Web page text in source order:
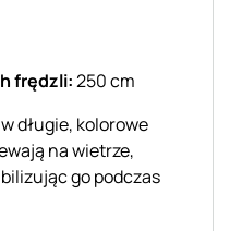
frędzli:250 cm
długie, kolorowe
na wietrze,
go podczas